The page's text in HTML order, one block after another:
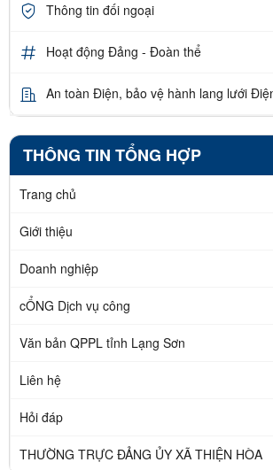
Thông tin đối ngoại
Hoạt động Đảng - Đoàn thể
An toàn Điện, bảo vệ hành lang lưới
THÔNG TIN TỔNG HỢP
Trang chủ
Giới thiệu
Doanh nghiệp
cỔNG Dịch vụ công
Văn bản QPPL tỉnh Lạng Sơn
Liên hệ
Hỏi đáp
THƯỜNG TRỰC ĐẢNG ỦY XÃ THIỆN HÒA